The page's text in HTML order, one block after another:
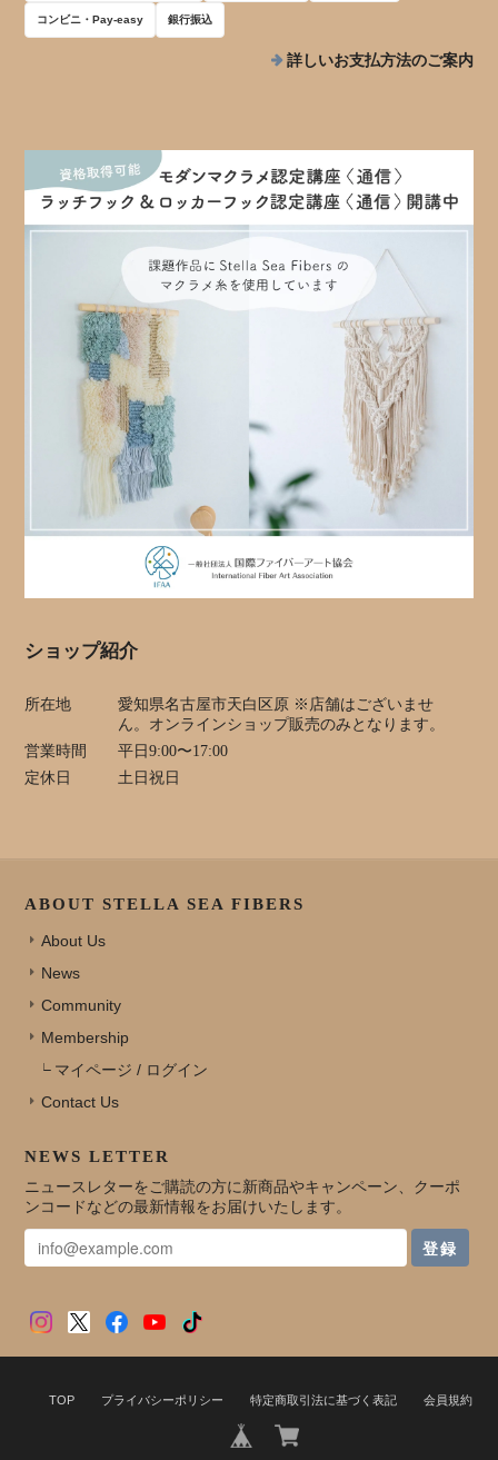
コンビニ・Pay-easy 銀行振込
詳しいお支払方法のご案内
ショップ紹介
所在地
愛知県名古屋市天白区原 ※店舗はございませ
ん。オンラインショップ販売のみとなります。
営業時間
平日9:00〜17:00
定休日
土日祝日
ABOUT STELLA SEA FIBERS
About Us
News
Community
Membership
マイページ / ログイン
Contact Us
NEWS LETTER
ニュースレターをご購読の方に新商品やキャンペーン、クーポ
ンコードなどの最新情報をお届けいたします。
登録
TOP プライバシーポリシー 特定商取引法に基づく表記 会員規約